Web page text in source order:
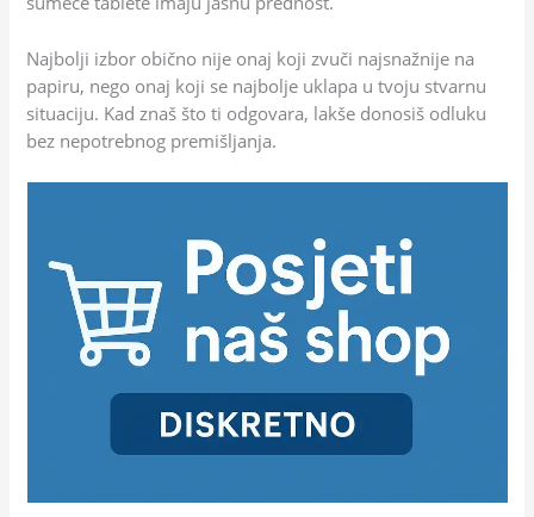
Najbolji izbor obično nije onaj koji zvuči najsnažnije na
papiru, nego onaj koji se najbolje uklapa u tvoju stvarnu
situaciju. Kad znaš što ti odgovara, lakše donosiš odluku
bez nepotrebnog premišljanja.